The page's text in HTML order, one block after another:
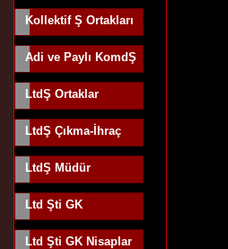
Kollektif Ş Ortakları
Adi ve Paylı KomdŞ
LtdŞ Ortaklar
LtdŞ Çıkma-İhraç
LtdŞ Müdür
Ltd Şti GK
Ltd Şti GK Nisaplar